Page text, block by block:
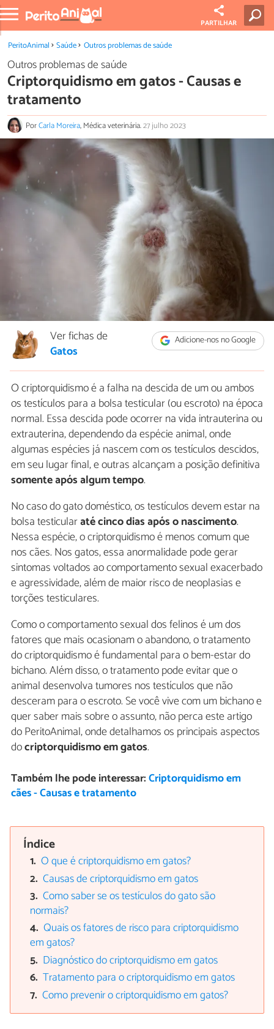
PARTILHAR
PeritoAnimal Saúde Outros problemas de saúde
Outros problemas de saúde
Criptorquidismo em gatos - Causas e
tratamento
PorCarla Moreira, Médica veterinária.27 julho 2023
Adicione-nos no Google
Ver fichas de
Gatos
O criptorquidismo é a falha na descida de um ou ambos
os testículos para a bolsa testicular (ou escroto) na época
normal. Essa descida pode ocorrer na vida intrauterina ou
extrauterina, dependendo da espécie animal, onde
algumas espécies já nascem com os testículos descidos,
em seu lugar final, e outras alcançam a posição definitiva
somente após algum tempo.
No caso do gato doméstico, os testículos devem estar na
bolsa testicularaté cinco dias após o nascimento.
Nessa espécie, o criptorquidismo é menos comum que
nos cães. Nos gatos, essa anormalidade pode gerar
sintomas voltados ao comportamento sexual exacerbado
e agressividade, além de maior risco de neoplasias e
torções testiculares.
Como o comportamento sexual dos felinos é um dos
fatores que mais ocasionam o abandono, o tratamento
do criptorquidismo é fundamental para o bem-estar do
bichano. Além disso, o tratamento pode evitar que o
animal desenvolva tumores nos testículos que não
desceram para o escroto. Se você vive com um bichano e
quer saber mais sobre o assunto, não perca este artigo
do PeritoAnimal, onde detalhamos os principais aspectos
docriptorquidismo em gatos.
Também lhe pode interessar:Criptorquidismo em
cães - Causas e tratamento
Índice
O que é criptorquidismo em gatos?
Causas de criptorquidismo em gatos
Como saber se os testículos do gato são
normais?
Quais os fatores de risco para criptorquidismo
em gatos?
Diagnóstico do criptorquidismo em gatos
Tratamento para o criptorquidismo em gatos
Como prevenir o criptorquidismo em gatos?